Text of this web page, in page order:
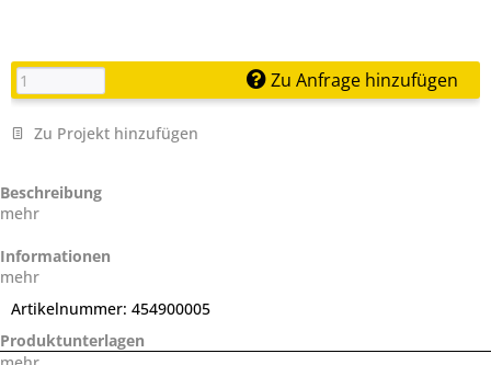
Zu Anfrage hinzufügen
Zu Projekt hinzufügen
Beschreibung
mehr
Informationen
mehr
Artikelnummer: 454900005
Produktunterlagen